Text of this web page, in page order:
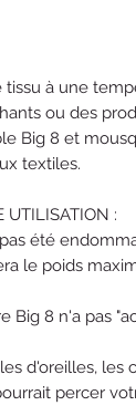
tissu à une
ou des
Big 8 et
textiles.
UTILISATION :
été
le poids
Big 8 n'a pas
d'oreilles, les
percer